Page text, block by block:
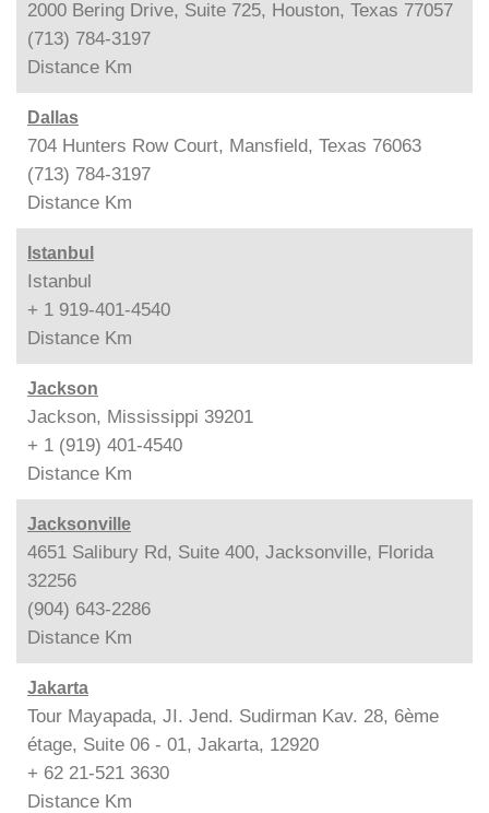
2000 Bering Drive, Suite 725, Houston, Texas 77057
(713) 784-3197
Distance Km
Dallas
704 Hunters Row Court, Mansfield, Texas 76063
(713) 784-3197
Distance Km
Istanbul
Istanbul
+ 1 919-401-4540
Distance Km
Jackson
Jackson, Mississippi 39201
+ 1 (919) 401-4540
Distance Km
Jacksonville
4651 Salibury Rd, Suite 400, Jacksonville, Florida
32256
(904) 643-2286
Distance Km
Jakarta
Tour Mayapada, JI. Jend. Sudirman Kav. 28, 6ème
étage, Suite 06 - 01, Jakarta, 12920
+ 62 21-521 3630
Distance Km